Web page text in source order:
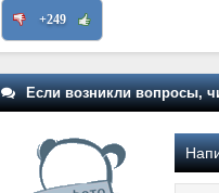
+249
Если возникли вопросы,